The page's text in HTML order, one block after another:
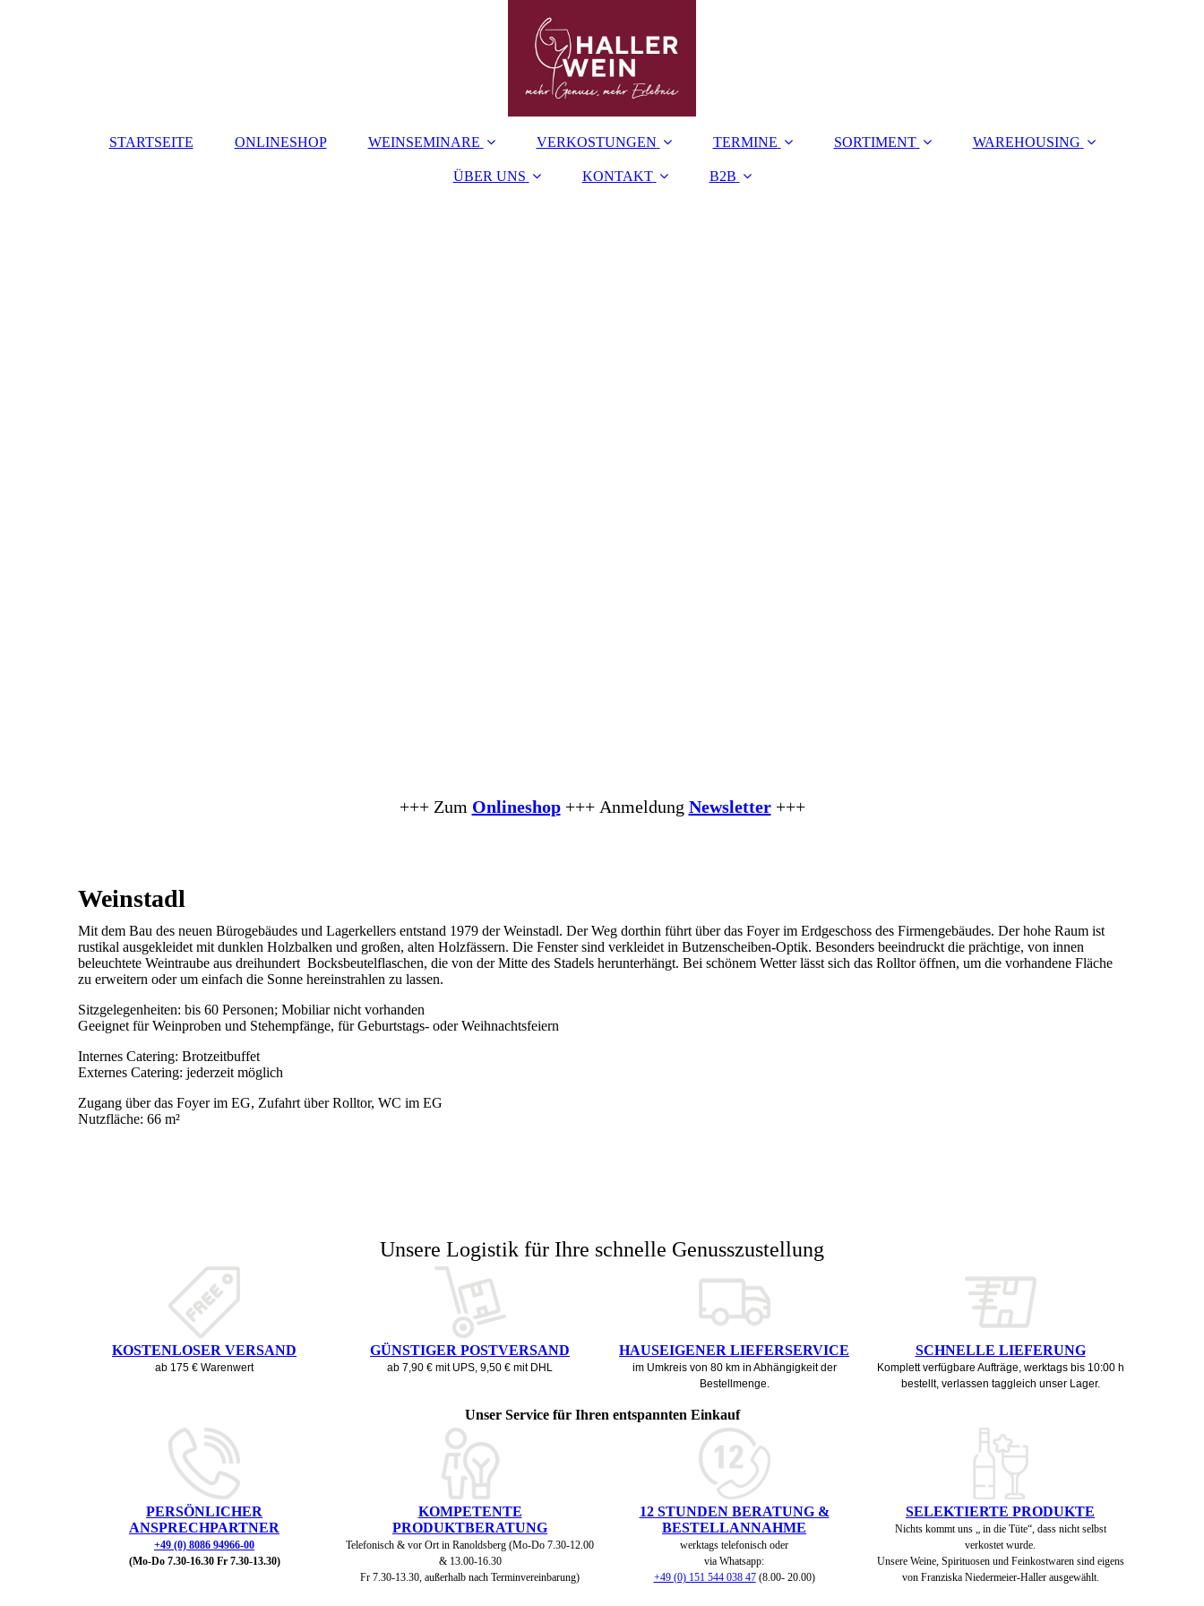
STARTSEITE ONLINESHOP WEINSEMINARE VERKOSTUNGEN TERMINE SORTIMENT WAREHOUSING
ÜBER UNS KONTAKT B2B
+++ Zum Onlineshop+++ Anmeldung Newsletter+++
Weinstadl
Mit dem Bau des neuen Bürogebäudes und Lagerkellers entstand 1979 der Weinstadl. Der Weg dorthin führt über das Foyer im Erdgeschoss des Firmengebäudes. Der hohe Raum ist
rustikal ausgekleidet mit dunklen Holzbalken und großen, alten Holzfässern. Die Fenster sind verkleidet in Butzenscheiben-Optik. Besonders beeindruckt die prächtige, von innen
beleuchtete Weintraube aus dreihundert Bocksbeutelflaschen, die von der Mitte des Stadels herunterhängt. Bei schönem Wetter lässt sich das Rolltor öffnen, um die vorhandene Fläche
zu erweitern oder um einfach die Sonne hereinstrahlen zu lassen.
Sitzgelegenheiten: bis 60 Personen; Mobiliar nicht vorhanden
Geeignet für Weinproben und Stehempfänge, für Geburtstags- oder Weihnachtsfeiern
Internes Catering: Brotzeitbuffet
Externes Catering: jederzeit möglich
Zugang über das Foyer im EG, Zufahrt über Rolltor, WC im EG
Nutzfläche: 66 m²
Unsere Logistik für Ihre schnelle Genusszustellung
KOSTENLOSER VERSAND
ab 175 € Warenwert
GÜNSTIGER POSTVERSAND
ab 7,90 € mit UPS, 9,50 € mit DHL
HAUSEIGENER LIEFERSERVICE
im Umkreis von 80 km in Abhängigkeit der
Bestellmenge.
SCHNELLE LIEFERUNG
Komplett verfügbare Aufträge, werktags bis 10:00 h
bestellt, verlassen taggleich unser Lager.
Unser Service für Ihren entspannten Einkauf
PERSÖNLICHER
ANSPRECHPARTNER
+49 (0) 8086 94966-00
(Mo-Do 7.30-16.30 Fr 7.30-13.30)
KOMPETENTE
PRODUKTBERATUNG
Telefonisch & vor Ort in Ranoldsberg (Mo-Do 7.30-12.00
& 13.00-16.30
Fr 7.30-13.30, außerhalb nach Terminvereinbarung)
12 STUNDEN BERATUNG &
BESTELLANNAHME
werktags telefonisch oder
via Whatsapp:
+49 (0) 151 544 038 47(8.00- 20.00)
SELEKTIERTE PRODUKTE
Nichts kommt uns „ in die Tüte“, dass nicht selbst
verkostet wurde.
Unsere Weine, Spirituosen und Feinkostwaren sind eigens
von Franziska Niedermeier-Haller ausgewählt.